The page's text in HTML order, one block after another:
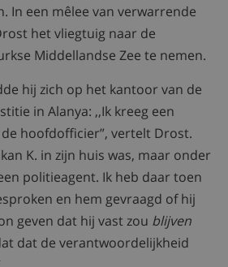
In een mêlee van verwarrende
het vliegtuig naar de
Middellandse Zee te nemen.
hij zich op het kantoor van de
in Alanya: ,,Ik kreeg een
hoofdofficier”, vertelt Drost.
K. in zijn huis was, maar onder
politieagent. Ik heb daar toen
en hem gevraagd of hij
geven dat hij vast zou blijven
dat de verantwoordelijkheid